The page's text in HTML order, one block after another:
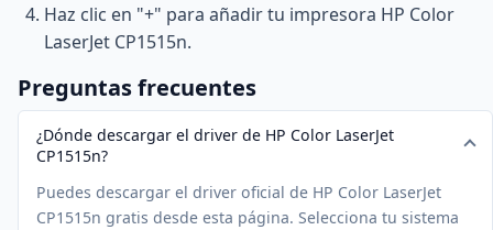
Haz clic en "+" para añadir tu impresora HP Color
LaserJet CP1515n.
Preguntas frecuentes
¿Dónde descargar el driver de HP Color LaserJet
CP1515n?
Puedes descargar el driver oficial de HP Color LaserJet
CP1515n gratis desde esta página. Selecciona tu sistema